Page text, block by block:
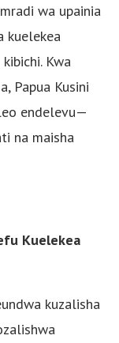
wa upainia
kuelekea
Kwa
Papua Kusini
endelevu—
na maisha
Kuelekea
kuzalisha